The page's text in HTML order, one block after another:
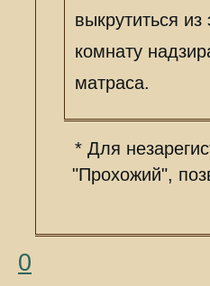
выкрутиться
комнату
матраса.
* Для
"Прохожий",
0